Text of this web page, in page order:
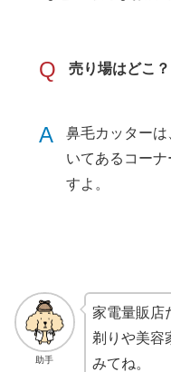
Q 売り場はどこ？
A
鼻毛カッター
いてあるコー
すよ。
助手
家電量販店
剃りや美容
みてね。